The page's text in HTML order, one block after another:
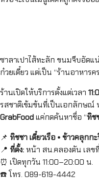
ซาลาเปาไส้ทะลัก ขนมจีบอัด
ก๋วยเตี๋ยว แต่เป็น “ร้านอาหา
ร้านเปิดให้บริการตั้งแต่เวลา
รสชาติเข้มข้นที่เป็นเอกลักษณ์
GrabFoodแค่กดค้นหาชื่อ “ทิช
📌 ทิชชา เตี๋ยวเรือ • ข้าวคลุก
📍 ที่ตั้ง:หน้า สน.คลองตัน เลขที่
⏰ เปิดทุกวัน 11:00–20:00 น.
☎️ โทร. 089-619-4442